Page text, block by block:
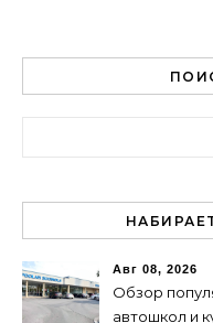
Авг 08, 2026
Обзор
автошкол и